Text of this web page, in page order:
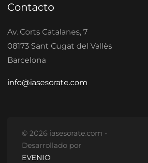
Contacto
Av. Corts Catalanes, 7
08173 Sant Cugat del Vallès
Barcelona
info@iasesorate.com
© 2026 iasesorate.com -
Desarrollado por
EVENIO